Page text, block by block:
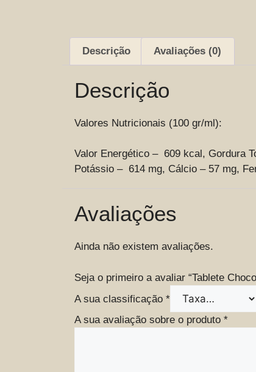
Descrição Avaliações (0)
Descrição
Valores Nutricionais (100 gr/ml):
Valor Energético – 609 kcal, Gordura
Potássio – 614 mg, Cálcio – 57 mg,
Avaliações
Ainda não existem avaliações.
Seja o primeiro a avaliar “Tablete
A sua classificação *
A sua avaliação sobre o produto *